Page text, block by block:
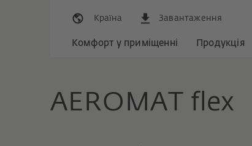
Країна Завантаження
Комфорт у приміщенні Продукція
AEROMAT flex